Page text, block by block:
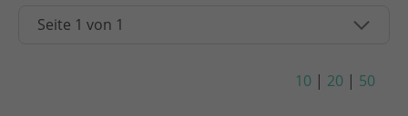
10 | 20 | 50